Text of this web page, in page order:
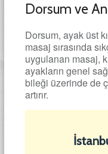
Dorsum ve
Dorsum, ayak üst
masaj sırasında
uygulanan masaj,
ayakların genel
bileği üzerinde de
artırır.